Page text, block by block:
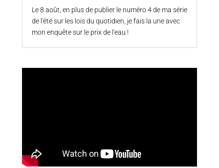
Le 8 août, en plus de publier le numéro 4 de ma série
de l'été sur les lois du quotidien, je fais la une avec
mon enquête sur le prix de l'eau !